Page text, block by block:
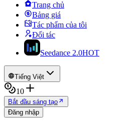
Trang chủ
Bảng giá
Tác phẩm của tôi
Đối tác
Seedance 2.0HOT
Tiếng Việt
10
Bắt đầu sáng tạo
Đăng nhập